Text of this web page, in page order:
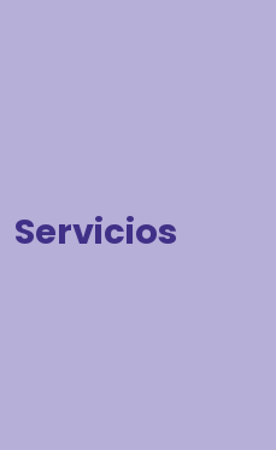
Servicios